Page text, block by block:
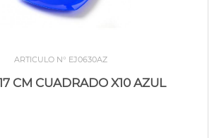
ARTICULO N° EJ0630AZ
CM CUADRADO X10 AZUL